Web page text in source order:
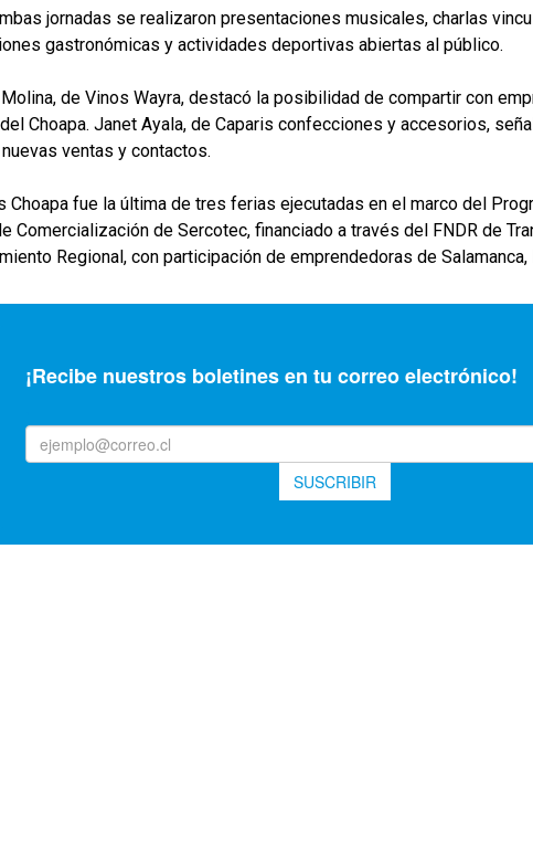
jornadas se realizaron presentaciones musicales, charlas
gastronómicas y actividades deportivas abiertas al público.
de Vinos Wayra, destacó la posibilidad de compartir con
Choapa. Janet Ayala, de Caparis confecciones y accesorios,
ventas y contactos.
Choapa fue la última de tres ferias ejecutadas en el marco del
Comercialización de Sercotec, financiado a través del FNDR de
Regional, con participación de emprendedoras de